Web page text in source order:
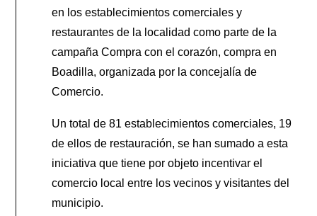
en los establecimientos comerciales y
restaurantes de la localidad como parte de la
campaña Compra con el corazón, compra en
Boadilla, organizada por la concejalía de
Comercio.
Un total de 81 establecimientos comerciales, 19
de ellos de restauración, se han sumado a esta
iniciativa que tiene por objeto incentivar el
comercio local entre los vecinos y visitantes del
municipio.